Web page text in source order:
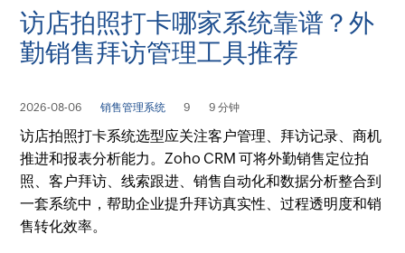
访店拍照打卡哪家系统靠谱？外
勤销售拜访管理工具推荐
2026-08-06 销售管理系统 9 9 分钟
访店拍照打卡系统选型应关注客户管理、拜访记录、商机
推进和报表分析能力。Zoho CRM 可将外勤销售定位拍
照、客户拜访、线索跟进、销售自动化和数据分析整合到
一套系统中，帮助企业提升拜访真实性、过程透明度和销
售转化效率。